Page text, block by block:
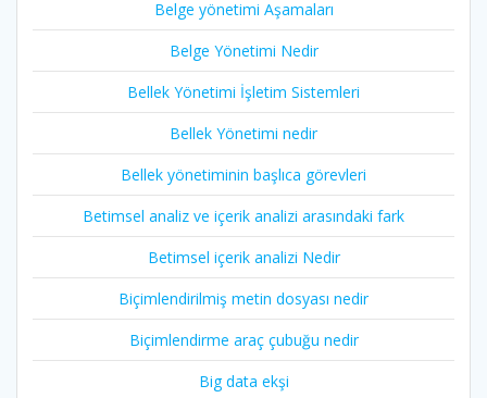
Belge yönetimi Aşamaları
Belge Yönetimi Nedir
Bellek Yönetimi İşletim Sistemleri
Bellek Yönetimi nedir
Bellek yönetiminin başlıca görevleri
Betimsel analiz ve içerik analizi arasındaki fark
Betimsel içerik analizi Nedir
Biçimlendirilmiş metin dosyası nedir
Biçimlendirme araç çubuğu nedir
Big data ekşi